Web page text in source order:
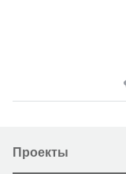
Проекты